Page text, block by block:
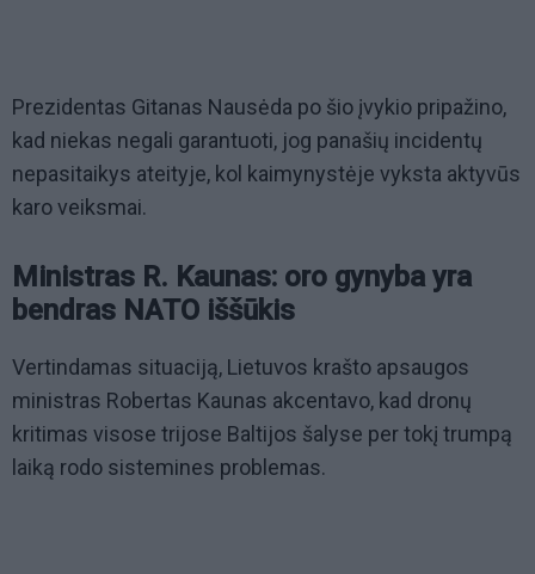
Prezidentas Gitanas Nausėda po šio įvykio pripažino,
kad niekas negali garantuoti, jog panašių incidentų
nepasitaikys ateityje, kol kaimynystėje vyksta aktyvūs
karo veiksmai.
Ministras R. Kaunas: oro gynyba yra
bendras NATO iššūkis
Vertindamas situaciją, Lietuvos krašto apsaugos
ministras Robertas Kaunas akcentavo, kad dronų
kritimas visose trijose Baltijos šalyse per tokį trumpą
laiką rodo sistemines problemas.